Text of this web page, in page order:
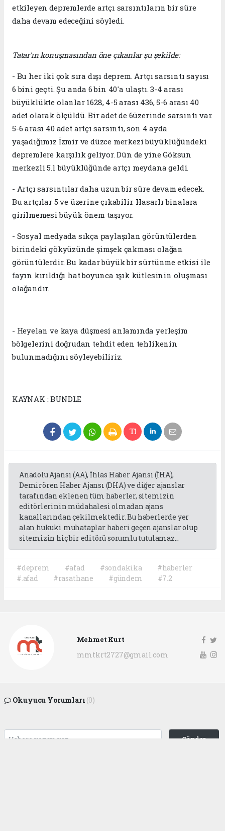
etkileyen depremlerde artçı sarsıntıların bir süre
daha devam edeceğini söyledi.
Tatar'ın konuşmasından öne çıkanlar şu şekilde:
- Bu her iki çok sıra dışı deprem. Artçı sarsıntı sayısı
6 bini geçti. Şu anda 6 bin 40'a ulaştı. 3-4 arası
büyüklükte olanlar 1628, 4-5 arası 436, 5-6 arası 40
adet olarak ölçüldü. Bir adet de 6üzerinde sarsıntı var.
5-6 arası 40 adet artçı sarsıntı, son 4 ayda
yaşadığımız İzmir ve düzce merkezi büyüklüğündeki
depremlere karşılık geliyor. Dün de yine Göksun
merkezli 5.1 büyüklüğünde artçı meydana geldi.
- Artçı sarsıntılar daha uzun bir süre devam edecek.
Bu artçılar 5 ve üzerine çıkabilir. Hasarlı binalara
girilmemesi büyük önem taşıyor.
- Sosyal medyada sıkça paylaşılan görüntülerden
birindeki gökyüzünde şimşek çakması olağan
görüntülerdir. Bu kadar büyük bir sürtünme etkisi ile
fayın kırıldığı hat boyunca ışık kütlesinin oluşması
olağandır.
- Heyelan ve kaya düşmesi anlamında yerleşim
bölgelerini doğrudan tehdit eden tehlikenin
bulunmadığını söyleyebiliriz.
KAYNAK : BUNDLE
Anadolu Ajansı (AA), İhlas Haber Ajansı (İHA),
Demirören Haber Ajansı (DHA) ve diğer ajanslar
tarafından eklenen tüm haberler, sitemizin
editörlerinin müdahalesi olmadan ajans
kanallarından çekilmektedir. Bu haberlerde yer
alan hukuki muhataplar haberi geçen ajanslar olup
sitemizin hiç bir editörü sorumlu tutulamaz...
#deprem #afad #sondakika
#haberler
#.afad
#rasathane #gündem #7.2
Mehmet Kurt
mmtkrt2727@gmail.com
Okuyucu Yorumları (0)
Gönder